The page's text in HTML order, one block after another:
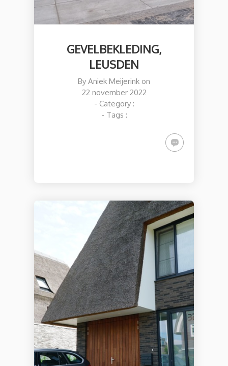
GEVELBEKLEDING,
LEUSDEN
By Aniek Meijerink on
22 november 2022
- Category :
- Tags :